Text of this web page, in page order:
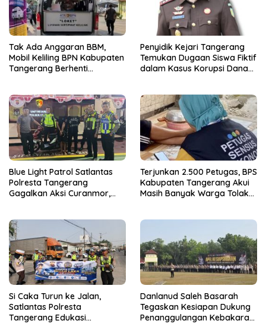
Tak Ada Anggaran BBM,
Mobil Keliling BPN Kabupaten
Tangerang Berhenti
Penyidik Kejari Tangerang
Temukan Dugaan Siswa Fiktif
dalam Kasus Korupsi Dana
Blue Light Patrol Satlantas
Polresta Tangerang
Gagalkan Aksi Curanmor,
Terjunkan 2.500 Petugas, BPS
Kabupaten Tangerang Akui
Masih Banyak Warga Tolak
Si Caka Turun ke Jalan,
Satlantas Polresta
Tangerang Edukasi
Danlanud Saleh Basarah
Tegaskan Kesiapan Dukung
Penanggulangan Kebakaran